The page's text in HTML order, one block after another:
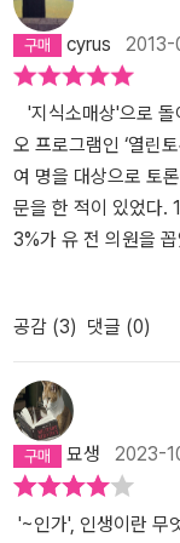
절, 연민과 분노, 이것
새로운 삶의 과정으
이며 노력하고자 함을
자의 나이 사십 대,
은 더 이상 국가에서
적인 의무에서 해방
무에서 자유라고 여
이라고 하는 군사훈
학점을 이수하며 교
강의를 듣고 총검을
년간 총 들고 근무를
에는 동원예비군으로
는 향토예비군으로 지
침마다 점호 받았고
는 날이면 생업에 종
어야 하는 그런 의무
위로와 치유의 효과를
어떤 의미가 있는지
가 별 도움이 되지 않
어져 무릎이 깨지는
자 힘으로 일어나야
아 상처를 치유할 수
게 죽을 것인가나는
함께했던 직장을 떠
아무리 열심히 일해
욕망을 차츰 잃어갔다
는, 그제서야 나의 삶
했던 것처럼, 나도 그
가'란 질문에 가슴은
박함이다. 이 책의 2
죽고 싶었던 때가 있
서 민중 봉기를 일으
거한 노무현 대통령과
니다. 아! 노무현>이
다. 진중권 교수는 너
레에서 정치의 숙청
죽음 역시 그런 비장
쟁과 전쟁에 관련하
을 추모했다. 그때
권 교수의 비판, 레퀴
현을 남자가 남자로
러면 유시민은 어떠한
업무를 중지당할 때
목소리로 비명을 지
바지가 내려가는 모
도 같이 내려가고,
의 영정 아래 주저앉
는 자유인으로 내려
ㅣ 돌베게 ㅣ 2011>
는 생각을 가졌었다.
야기였기에, <청춘의
에 대한 생각들을 정리해 볼
'지식소매상'이라는
꾸로 읽는 세계사>의
다이제스트(발췌요약
정보를 찾아 요약하
이다.어쨌든, <거꾸
할 수 있었던 책이다.
게 하는 사람'이라고
을 할 경우에 강한 어
는 생각이 들기도 한
로 돌아갔다. 그가 가
수 있는데, 그는 자유
었던 이야기를 한 권
cyrus 2013-
'지식소매상'으로 돌
오 프로그램인 ‘열린
여 명을 대상으로 토
문을 한 적이 있었다.
3%가 유 전 의원을 꼽
를 ‘정치인’으로서
정책의 상징, 보건복
신당권파 간 힘겨루
려놓고 탈당을 선언
진해왔던 야권 진보연
그리고 내분으로 꺾
있을지 반신반의했다.
당’이라는 새로운 이
공감 (3) 댓글 (0)
묘생 2023-
'~인가', 인생이란 무